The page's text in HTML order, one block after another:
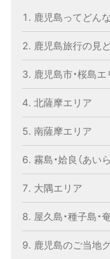
鹿児島ってどん
鹿児島旅行の見
鹿児島市・桜島エ
北薩摩エリア
南薩摩エリア
霧島・姶良（あい
大隅エリア
屋久島・種子島・
鹿児島のご当地